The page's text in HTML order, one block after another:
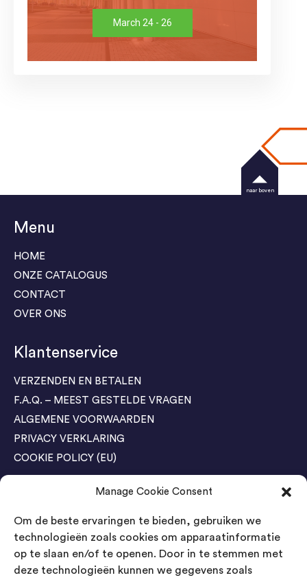
Manage Cookie Consent
Om de beste ervaringen te bieden, gebruiken we
technologieën zoals cookies om apparaatinformatie
op te slaan en/of te openen. Door in te stemmen met
deze technologieën kunnen we gegevens zoals
March 24 - 26
Menu
HOME
ONZE CATALOGUS
CONTACT
OVER ONS
Klantenservice
VERZENDEN EN BETALEN
F.A.Q. – MEEST GESTELDE VRAGEN
ALGEMENE VOORWAARDEN
PRIVACY VERKLARING
COOKIE POLICY (EU)
Agenda Trade Shows
04-05 November / SVG FAIR Winterswijk
Bestel GRATIS kaarten
Bestel GRATIS kaarten
naar boven